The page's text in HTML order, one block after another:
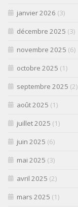
janvier 2026 (3)
décembre 2025 (3)
novembre 2025 (6)
octobre 2025 (1)
septembre 2025 (2)
août 2025 (1)
juillet 2025 (1)
juin 2025 (6)
mai 2025 (3)
avril 2025 (2)
mars 2025 (1)